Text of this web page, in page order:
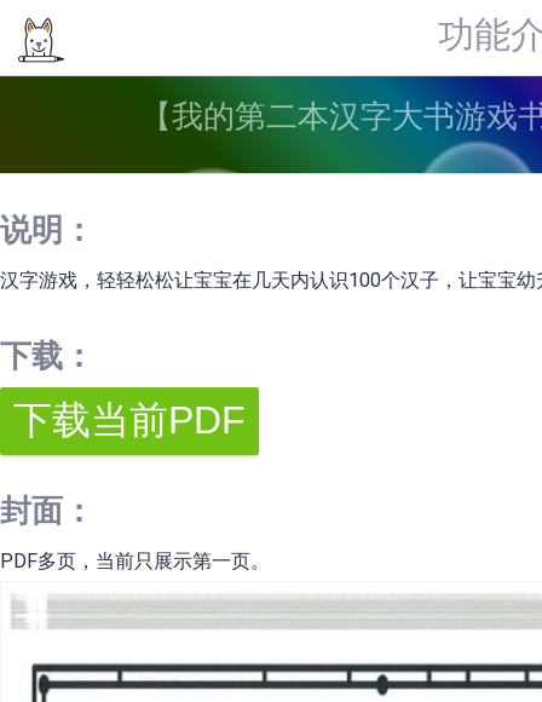
功能
【我的第二本汉字大书游
说明：
汉字游戏，轻轻松松让宝宝在几天内认识100个汉子，让宝宝
下载：
封面：
PDF多页，当前只展示第一页。